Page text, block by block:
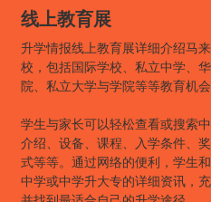
线上教育展
升学情报线上教育展详细介绍马
校，包括国际学校、私立中学、
院、私立大学与学院等等教育机会
学生与家长可以轻松查看或搜索
介绍、设备、课程、入学条件、
式等等。通过网络的便利，学生
中学或中学升大专的详细资讯，